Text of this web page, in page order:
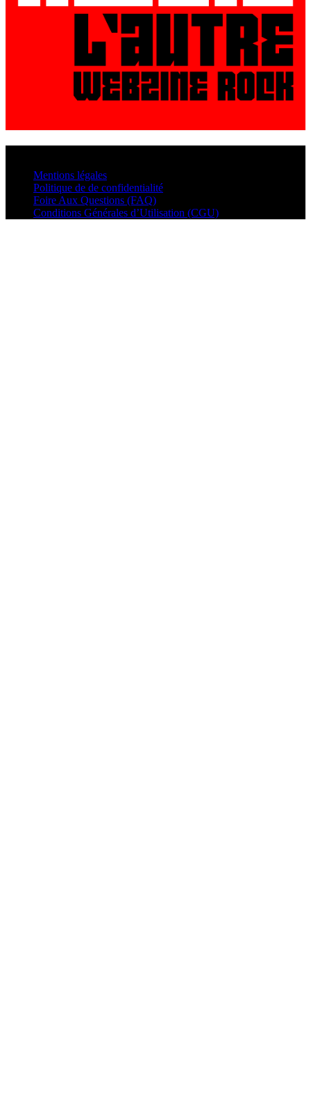
Mentions légales
Politique de de confidentialité
Foire Aux Questions (FAQ)
Conditions Générales d’Utilisation (CGU)